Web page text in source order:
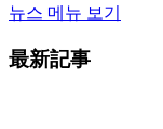
뉴스 메뉴 보기
最新記事